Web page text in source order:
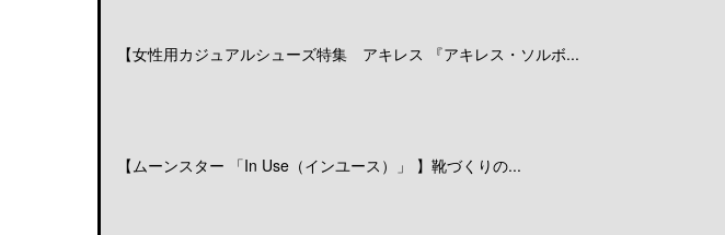
【女性用カジュアルシューズ特集 アキレス 『アキレス・ソルボ...
【ムーンスター 「In Use（インユース）」 】靴づくりの...